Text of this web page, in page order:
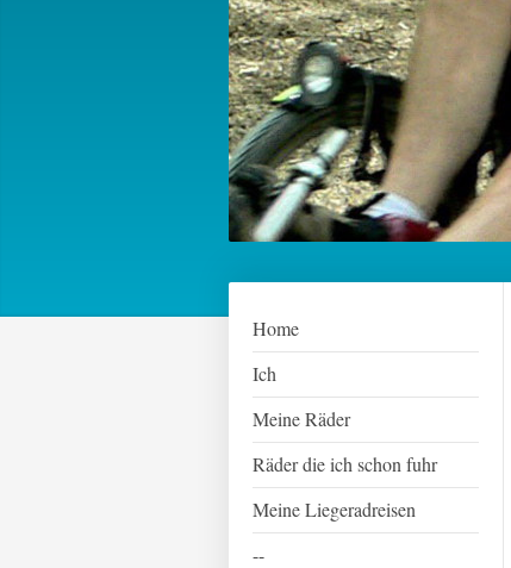
Home
Ich
Meine Räder
Räder die ich schon fuhr
Meine Liegeradreisen
--